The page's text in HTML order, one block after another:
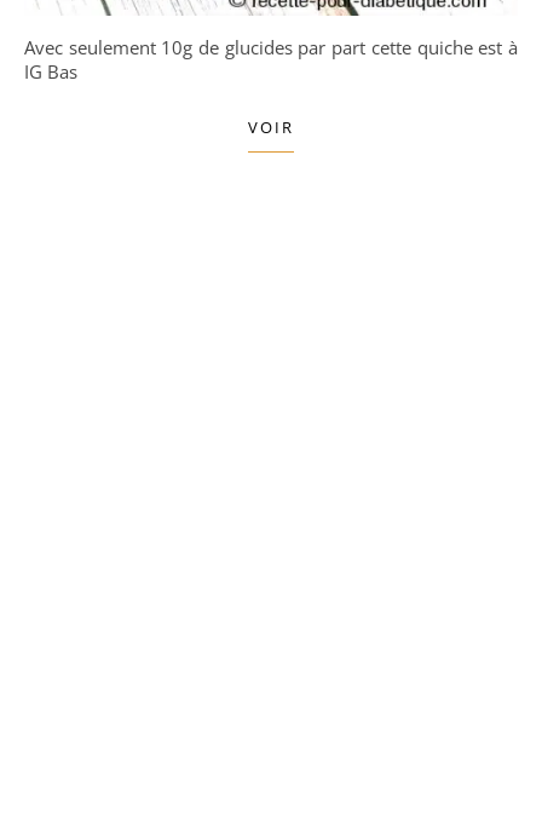
Avec seulement 10g de glucides par part cette quiche est à
IG Bas
VOIR